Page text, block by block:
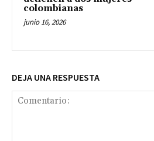
colombianas
junio 16, 2026
DEJA UNA RESPUESTA